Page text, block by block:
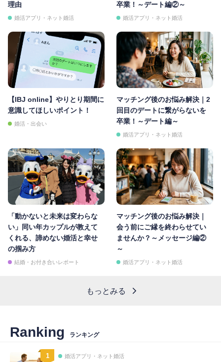
理由
婚活アプリ・ネット婚活
卒業！～デート編②～
婚活アプリ・ネット婚活
【IBJ online】やりとり期間に
意識してほしいポイント！
婚活・出会い
マッチング後のお悩み解決｜2
回目のデートに繋がらないを
卒業！～デート編～
婚活アプリ・ネット婚活
「動かないと未来は変わらな
い」同い年カップルが教えて
くれる、諦めない婚活と幸せ
の掴み方
結婚・お付き合いレポート
マッチング後のお悩み解決｜
会う前にご縁を終わらせてい
ませんか？～メッセージ編②
～
婚活アプリ・ネット婚活
もっとみる
Ranking ランキング
1 婚活アプリ・ネット婚活